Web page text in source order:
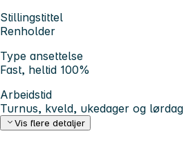
Stillingstittel
Renholder
Type ansettelse
Fast, heltid 100%
Arbeidstid
Turnus, kveld, ukedager og lørdag
Vis flere detaljer